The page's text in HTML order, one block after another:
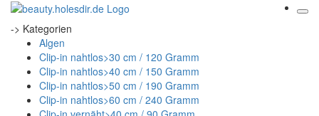
-> Kategorien
Algen
Clip-in nahtlos>30 cm / 120 Gramm
Clip-in nahtlos>40 cm / 150 Gramm
Clip-in nahtlos>50 cm / 190 Gramm
Clip-in nahtlos>60 cm / 240 Gramm